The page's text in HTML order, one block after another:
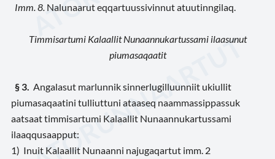
Imm. 8. Nalunaarut eqqartuussivinnut atuutinngilaq.
Timmisartumi Kalaallit Nunaannukartussami ilaasunut
piumasaqaatit
§ 3. Angalasut marlunnik sinnerlugilluunniit ukiullit
piumasaqaatini tulliuttuni ataaseq naammassippassuk
aatsaat timmisartumi Kalaallit Nunaannukartussami
ilaaqqusaapput:
1) Inuit Kalaallit Nunaanni najugaqartut imm. 2